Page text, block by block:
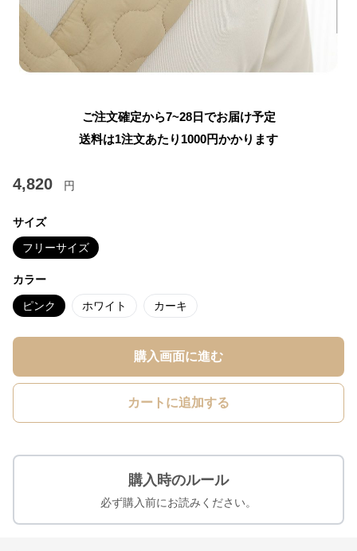
ご注文確定から7~28日でお届け予定
送料は1注文あたり 1000円かかります
4,820 円
サイズ
フリーサイズ
カラー
ピンク ホワイト カーキ
購入画面に進む
カートに追加する
購入時のルール
必ず購入前にお読みください。